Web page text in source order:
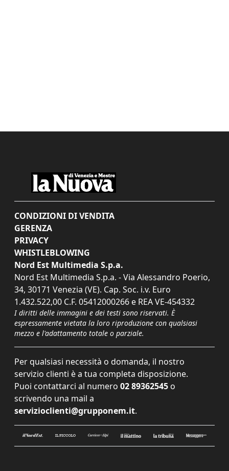
CONDIZIONI DI VENDITA
GERENZA
PRIVACY
WHISTLEBLOWING
Nord Est Multimedia S.p.a.
Nord Est Multimedia S.p.a. - Via Alessandro Poerio,
34, 30171 Venezia (VE). Cap. Soc. i.v. Euro
1.432.522,00 C.F. 05412000266 e REA VE-454332
I diritti delle immagini e dei testi sono riservati. È
espressamente vietata la loro riproduzione con qualsiasi
mezzo e l'adattamento totale o parziale.
Per qualsiasi necessità o domanda, il nostro
servizio clienti è a tua completa disposizione.
Puoi contattarci al numero 02 89362545 o
scrivendo una mail a
servizioclienti@grupponem.it.